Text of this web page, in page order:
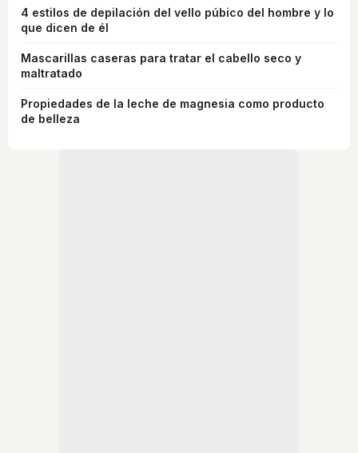
4 estilos de depilación del vello púbico del hombre y lo
que dicen de él
Mascarillas caseras para tratar el cabello seco y
maltratado
Propiedades de la leche de magnesia como producto
de belleza